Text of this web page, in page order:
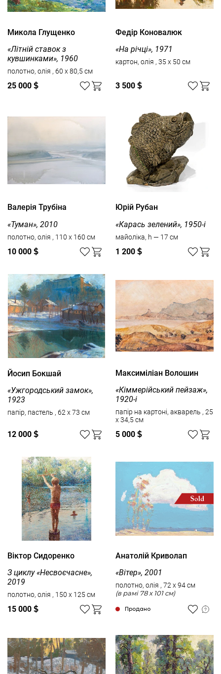
Микола Глущенко
«Літній ставок з
кувшинками», 1960
полотно, олія , 60 x 80,5 см
25 000 $
Федір Коновалюк
«На річці», 1971
картон, олія , 35 x 50 см
3 500 $
Валерія Трубіна
«Туман», 2010
полотно, олія , 110 x 160 см
10 000 $
Юрій Рубан
«Карась зелений», 1950-і
майоліка, h — 17 см
1 200 $
Йосип Бокшай
«Ужгородський замок»,
1923
папір, пастель , 62 x 73 см
12 000 $
Максиміліан Волошин
«Кіммерійський пейзаж»,
1920-і
папір на картоні, акварель , 25
x 34,5 см
5 000 $
Віктор Сидоренко
З циклу «Несвоєчасне»,
2019
полотно, олія , 150 x 125 см
15 000 $
Анатолій Криволап
«Вітер», 2001
полотно, олія , 72 x 94 см
(в рамі 78 x 101 см)
Продано